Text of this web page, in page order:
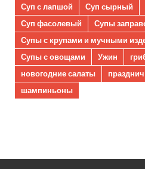
Суп с лапшой
Суп сырный
Суп фасолевый
Супы
Супы с крупами и мучными
Супы с овощами
Ужин
новогодние салаты
шампиньоны